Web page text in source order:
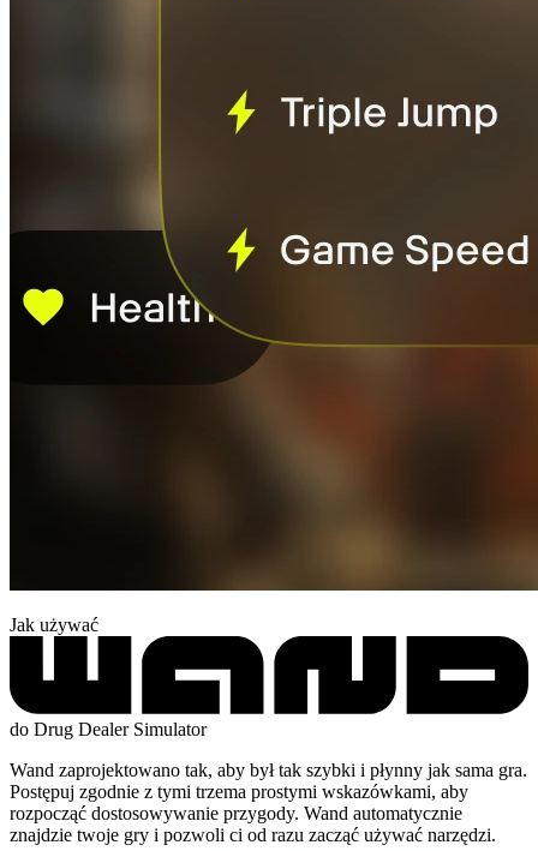
Jak używać
do Drug Dealer Simulator
Wand zaprojektowano tak, aby był tak szybki i płynny jak sama gra.
Postępuj zgodnie z tymi trzema prostymi wskazówkami, aby
rozpocząć dostosowywanie przygody. Wand automatycznie
znajdzie twoje gry i pozwoli ci od razu zacząć używać narzędzi.